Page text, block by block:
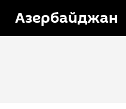
Азербайджан